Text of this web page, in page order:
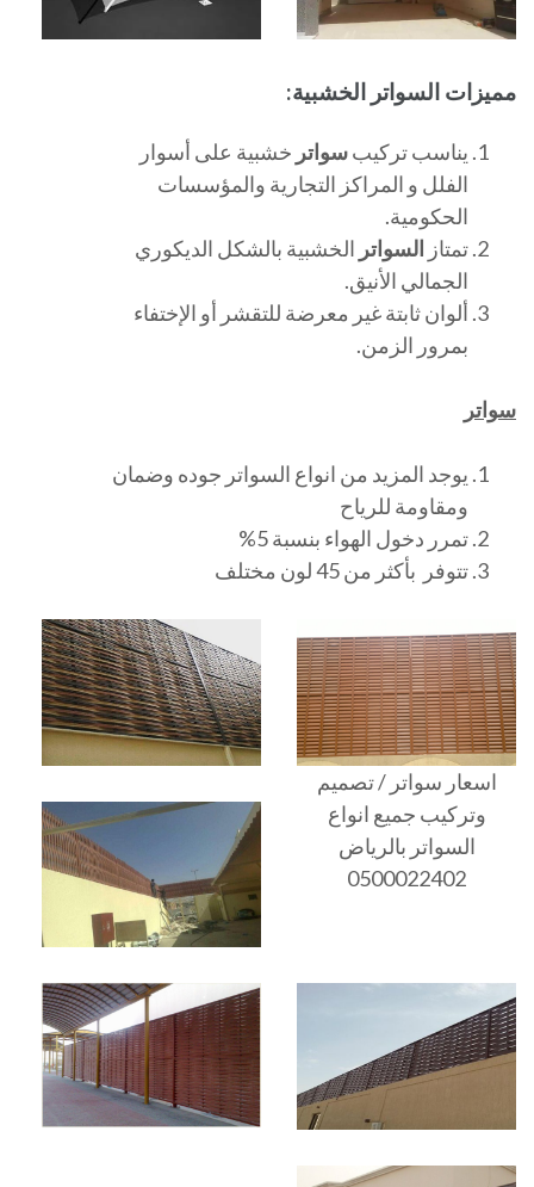
مميزات السواتر الخشبية:
يناسب تركيبسواتر خشبية على أسوار
الفلل و المراكز التجارية والمؤسسات
الحكومية.
تمتاز السواتر الخشبية بالشكل الديكوري
الجمالي الأنيق.
ألوان ثابتة غير معرضة للتقشر أو الإختفاء
بمرور الزمن.
سواتر
يوجد المزيد من انواع السواتر جوده وضمان
ومقاومة للرياح
تمرر دخول الهواء بنسبة 5%
تتوفر بأكثر من 45 لون مختلف
اسعار سواتر / تصميم
وتركيب جميع انواع
السواتر بالرياض
0500022402